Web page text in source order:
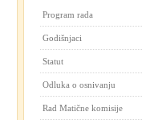
Program rada
Godišnjaci
Statut
Odluka o osnivanju
Rad Matične komisije